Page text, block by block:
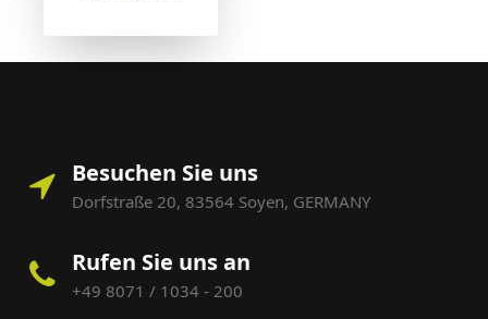
Besuchen Sie uns
Dorfstraße 20, 83564 Soyen, GERMANY
Rufen Sie uns an
+49 8071 / 1034 - 200